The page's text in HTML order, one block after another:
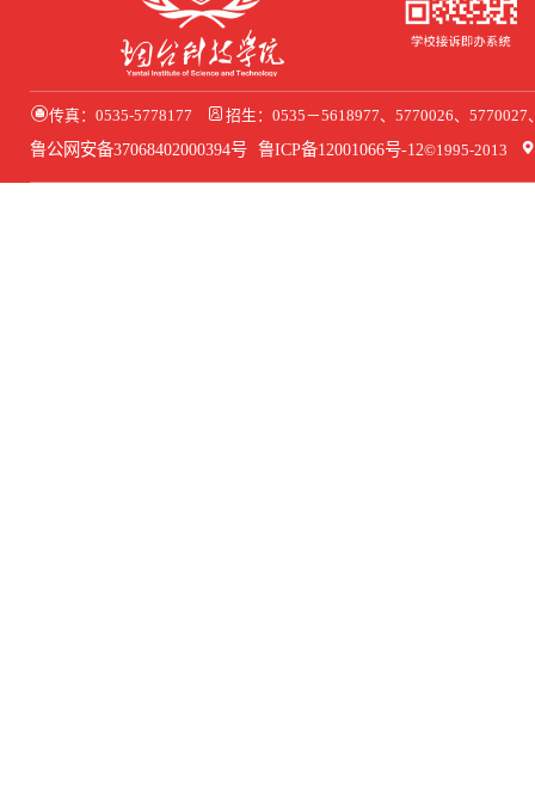
传真：0535-5778177 招生：0535－5618977、5770026、
鲁公网安备37068402000394号 鲁ICP备12001066号-12©1995-2013